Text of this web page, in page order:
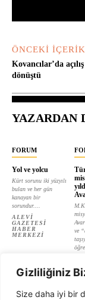
Gizliliğiniz
Size daha iyi bir
ÖNCEKI İÇERIK
Kovancılar’da
dönüştü
YAZARDAN
FORUM
Yol ve yolcu
Kürt sorunu iki yüzyılı
bulan ve her gün
kanayan bir
sorundur....
ALEVI
GAZETESI
HABER
MERKEZI
ve